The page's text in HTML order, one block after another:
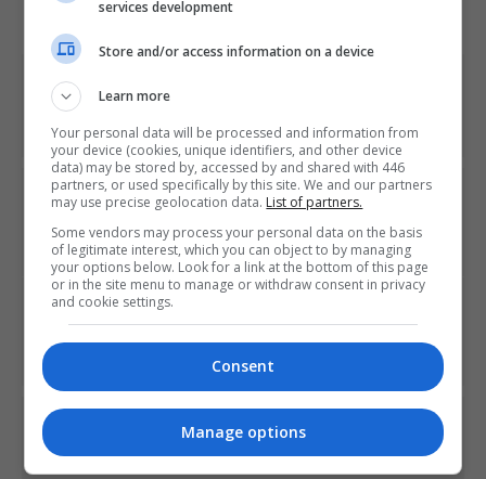
PREVIOUS ARTICLE
segunda-feira
Microsoft também fará apresentação na semana que
vem
ÚLTIMAS NOTÍCIAS
services development
Store and/or access information on a device
Learn more
Your personal data will be processed and information from
your device (cookies, unique identifiers, and other device
data) may be stored by, accessed by and shared with 446
partners, or used specifically by this site. We and our partners
may use precise geolocation data. List of partners.
Some vendors may process your personal data on the basis
of legitimate interest, which you can object to by managing
your options below. Look for a link at the bottom of this page
or in the site menu to manage or withdraw consent in privacy
and cookie settings.
Consent
Manage options